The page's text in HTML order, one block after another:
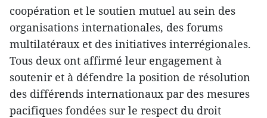
coopération et le soutien mutuel au sein des
organisations internationales, des forums
multilatéraux et des initiatives interrégionales.
Tous deux ont affirmé leur engagement à
soutenir et à défendre la position de résolution
des différends internationaux par des mesures
pacifiques fondées sur le respect du droit